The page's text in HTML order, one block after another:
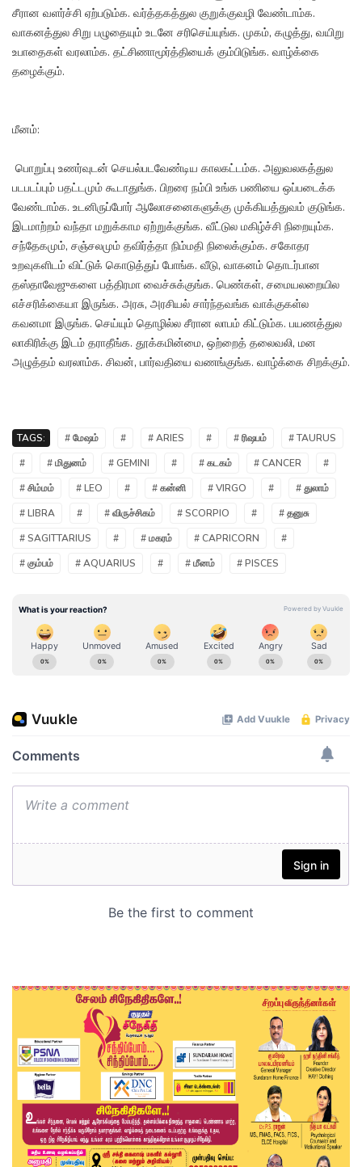
சீரான வளர்ச்சி ஏற்படும்க. வர்த்தகத்துல குறுக்குவழி வேண்டாம்க.
வாகனத்துல சிறு பழுதையும் உடனே சரிசெய்யுங்க. முகம், கழுத்து, வயிறு
உபாதைகள் வரலாம்க. தட்சிணாமூர்த்தியைக் கும்பிடுங்க. வாழ்க்கை
தழைக்கும்.
மீனம்:
பொறுப்பு உணர்வுடன் செயல்படவேண்டிய காலகட்டம்க. அலுவலகத்துல
படபடப்பும் பதட்டமும் கூடாதுங்க. பிறரை நம்பி உங்க பணியை ஒப்படைக்க
வேண்டாம்க. உடனிருப்போர் ஆலோசனைகளுக்கு முக்கியத்துவம் குடுங்க.
இடமாற்றம் வந்தா மறுக்காம ஏற்றுக்குங்க. வீட்டுல மகிழ்ச்சி நிறையும்க.
சந்தேகமும், சஞ்சலமும் தவிர்த்தா நிம்மதி நிலைக்கும்க. சகோதர
உறவுகளிடம் விட்டுக் கொடுத்துப் போங்க. வீடு, வாகனம் தொடர்பான
தஸ்தாவேஜுகளை பத்திரமா வைச்சுக்குங்க. பெண்கள், சமையலறையில
எச்சரிக்கையா இருங்க. அரசு, அரசியல் சார்ந்தவங்க வாக்குகள்ல
கவனமா இருங்க. செய்யும் தொழில்ல சீரான லாபம் கிட்டும்க. பயணத்துல
லாகிரிக்கு இடம் தராதீங்க. தூக்கமின்மை, ஒற்றைத் தலைவலி, மன
அழுத்தம் வரலாம்க. சிவன், பார்வதியை வணங்குங்க. வாழ்க்கை சிறக்கும்.
TAGS: # மேஷம் # # ARIES # # ரிஷபம்
# TAURUS
#
# மிதுனம் # GEMINI # # கடகம் # CANCER
#
# சிம்மம்
# LEO # # கன்னி # VIRGO #
# துலாம்
# LIBRA
# # விருச்சிகம் # SCORPIO #
# தனுசு
# SAGITTARIUS
# # மகரம் # CAPRICORN
#
# கும்பம்
# AQUARIUS # # மீனம் # PISCES